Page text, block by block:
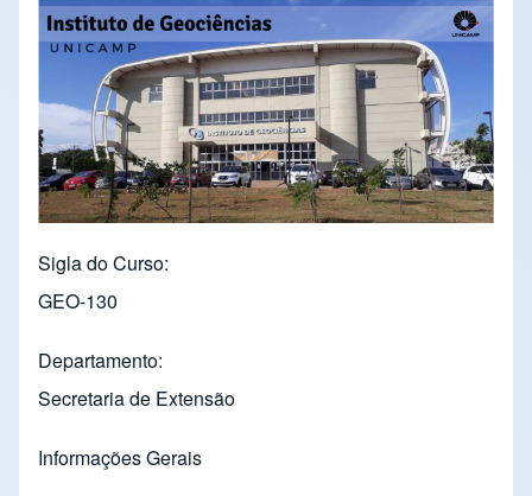
Sigla do Curso
GEO-130
Departamento
Secretaria de Extensão
Informações Gerais